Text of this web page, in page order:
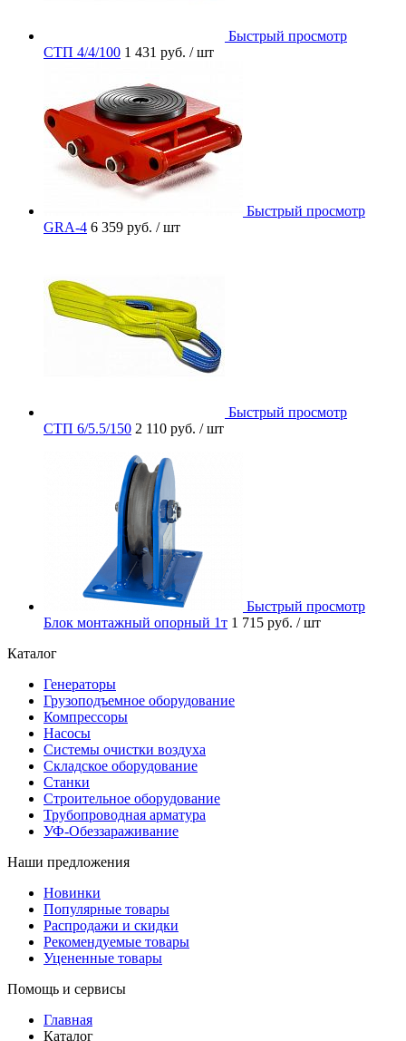
Быстрый просмотр
СТП 4/4/100 1 431 руб. / шт
Быстрый просмотр
GRA-4 6 359 руб. / шт
Быстрый просмотр
СТП 6/5.5/150 2 110 руб. / шт
Быстрый просмотр
Блок монтажный опорный 1т 1 715 руб. / шт
Каталог
Генераторы
Грузоподъемное оборудование
Компрессоры
Насосы
Системы очистки воздуха
Складское оборудование
Станки
Строительное оборудование
Трубопроводная арматура
УФ-Обеззараживание
Наши предложения
Новинки
Популярные товары
Распродажи и скидки
Рекомендуемые товары
Уцененные товары
Помощь и сервисы
Главная
Каталог